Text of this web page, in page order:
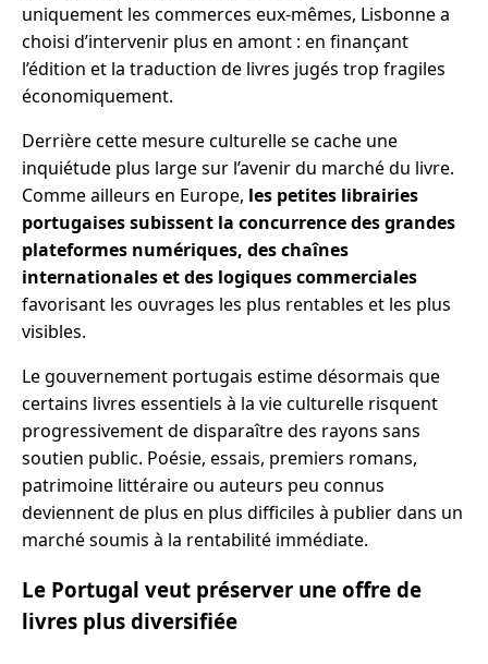
uniquement les commerces eux-mêmes, Lisbonne a
choisi d’intervenir plus en amont : en finançant
l’édition et la traduction de livres jugés trop fragiles
économiquement.
Derrière cette mesure culturelle se cache une
inquiétude plus large sur l’avenir du marché du livre.
Comme ailleurs en Europe, les petites librairies
portugaises subissent la concurrence des grandes
plateformes numériques, des chaînes
internationales et des logiques commerciales
favorisant les ouvrages les plus rentables et les plus
visibles.
Le gouvernement portugais estime désormais que
certains livres essentiels à la vie culturelle risquent
progressivement de disparaître des rayons sans
soutien public. Poésie, essais, premiers romans,
patrimoine littéraire ou auteurs peu connus
deviennent de plus en plus difficiles à publier dans un
marché soumis à la rentabilité immédiate.
Le Portugal veut préserver une offre de
livres plus diversifiée